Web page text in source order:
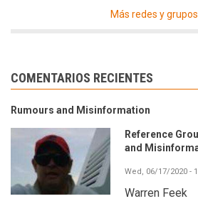
Más redes y grupos
COMENTARIOS RECIENTES
Rumours and Misinformation
Reference
and
Wed, 06/17/2020 -
Warren Feek